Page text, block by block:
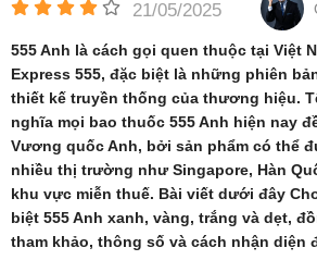
21/05/2025
555 Anh là cách gọi quen thuộc tại Việt
Express 555, đặc biệt là những phiên
thiết kế truyền thống của thương hiệu.
nghĩa mọi bao thuốc 555 Anh hiện nay
Vương quốc Anh, bởi sản phẩm có thể
nhiều thị trường như Singapore, Hàn
khu vực miễn thuế. Bài viết dưới đây
biệt 555 Anh xanh, vàng, trắng và dẹt,
tham khảo, thông số và cách nhận diện